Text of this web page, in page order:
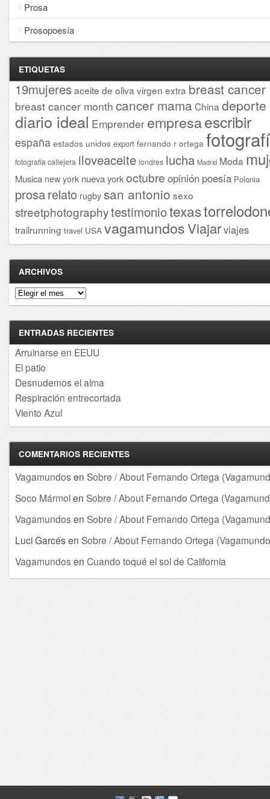
Prosa
Prosopoesía
ETIQUETAS
19mujeresaceite de oliva virgen extra breast cancer
breast cancer month cancer mama China deporte
diario ideal Emprender empresaescribir
españa estados unidos export fernando r ortega
fotografía callejera iloveaceite londres lucha Madrid Moda
Musica new york nueva yorkoctubre opinión poesía Polonia
prosarelato rugby san antonio sexo
streetphotographytestimoniotexas
trailrunning travel USA vagamundosViajarviajes
ARCHIVOS
Archivos
ENTRADAS RECIENTES
Arruinarse en EEUU
El patio
Desnudemos el alma
Respiración entrecortada
Viento Azul
COMENTARIOS RECIENTES
Vagamundos en Sobre / About Fernando Ortega
Soco Mármolen Sobre / About Fernando Ortega
Vagamundos en Sobre / About Fernando Ortega
Luci Garcés en Sobre / About Fernando Ortega
Vagamundos en Cuando toqué el sol de California